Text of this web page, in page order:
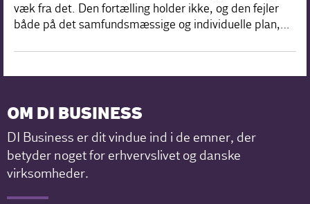
væk fra det. Den fortælling holder ikke, og den fejler
både på det samfundsmæssige og individuelle plan,…
OM DI BUSINESS
DI Business er dit vindue ind i de emner, der
betyder noget for erhvervslivet og danske
virksomheder.